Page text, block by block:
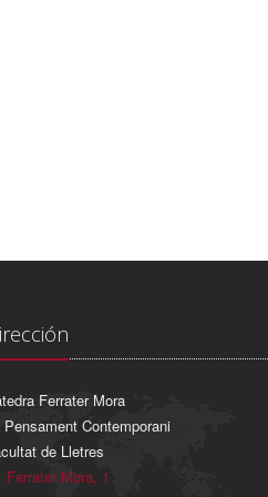
Ferrater Mora
Pensament Contemporani
de Lletres
Ferrater Mora, 1